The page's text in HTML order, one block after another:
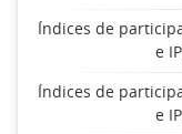
Índices de
e
Índices de
e